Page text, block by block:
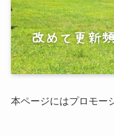
本ページにはプロモー